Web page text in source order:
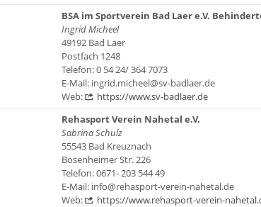
BSA im Sportverein Bad Laer e.V.
Ingrid Micheel
49192 Bad Laer
Postfach 1248
Telefon: 0 54 24/ 364 7073
E-Mail: ingrid.micheel@sv-badlaer.de
Web:
https://www.sv-badlaer.de
Rehasport Verein Nahetal e.V.
Sabrina Schulz
55543 Bad Kreuznach
Bosenheimer Str. 226
Telefon: 0671- 203 544 49
E-Mail: info@rehasport-verein-nahetal.de
Web:
https://www.rehasport-verein-